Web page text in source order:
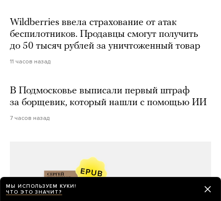
Wildberries ввела страхование от атак
беспилотников. Продавцы смогут получить
до 50 тысяч рублей за уничтоженный товар
11 часов назад
В Подмосковье выписали первый штраф
за борщевик, который нашли с помощью ИИ
7 часов назад
МЫ ИСПОЛЬЗУЕМ КУКИ!
ЧТО ЭТО ЗНАЧИТ?